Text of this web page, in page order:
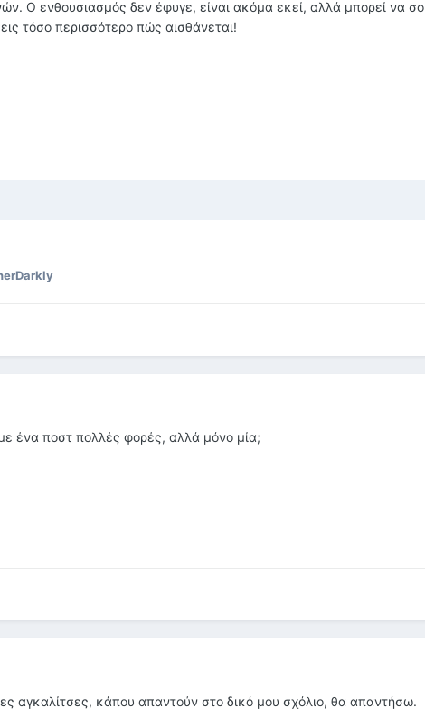
Ο ενθουσιασμός δεν έφυγε, είναι ακόμα εκεί, αλλά μπορεί να
τόσο περισσότερο πώς αισθάνεται!
ένα ποστ πολλές φορές, αλλά μόνο μία;
αγκαλίτσες, κάπου απαντούν στο δικό μου σχόλιο, θα απαντήσω.